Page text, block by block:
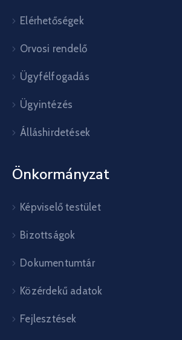
Elérhetőségek
Orvosi rendelő
Ügyfélfogadás
Ügyintézés
Álláshirdetések
Önkormányzat
Képviselő testület
Bizottságok
Dokumentumtár
Közérdekű adatok
Fejlesztések